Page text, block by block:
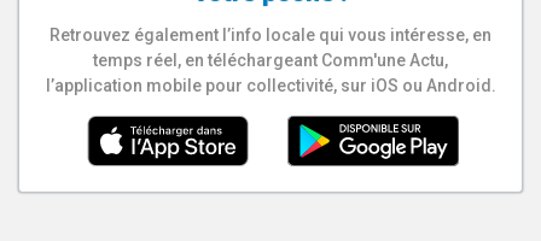
Retrouvez également l’info locale qui vous intéresse, en
temps réel, en téléchargeant Comm'une Actu,
l’application mobile pour collectivité, sur iOS ou Android.